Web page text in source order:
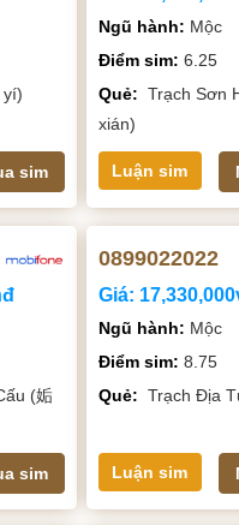
yí)
sim
Ngũ hành: Mộc
Điểm sim:6.25
Quẻ: Trạch Sơn
xián)
Luận sim
(姤
sim
0899022022
Giá:
Ngũ hành: Mộc
Điểm sim:8.75
Quẻ: Trạch Địa
Luận sim